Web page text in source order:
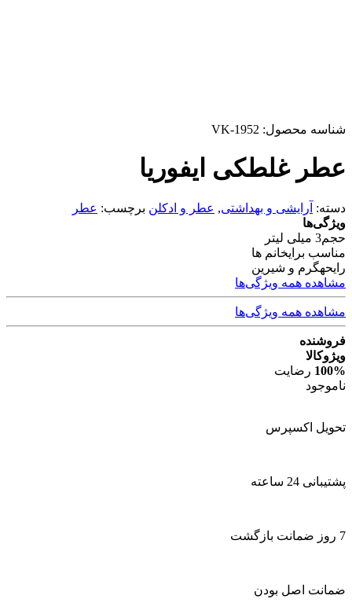
شناسه محصول: VK-1952
عطر غلطکی ایفوریا
دسته: آرایشی و بهداشتی, عطر و ادکلن برچسب: عطر
ویژگی‌ها
حجم3 میلی لیتر
مناسب برایخانم ها
رایحهگرم و شیرین
مشاهده همه ویژگی‌ها
مشاهده همه ویژگی‌ها
فروشنده
ویژوکالا
100% رضایت
ناموجود
تحویل اکسپرس
پشتیبانی 24 ساعته
7 روز ضمانت بازگشت
ضمانت اصل بودن